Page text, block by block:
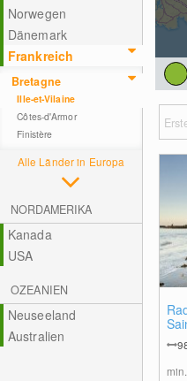
Norwegen
Dänemark
Alle Länder in Europa
Frankreich
Bretagne
Ille-et-Vilaine
Côtes-d'Armor
Finistère
NORDAMERIKA
Kanada
USA
OZEANIEN
Neuseeland
Australien